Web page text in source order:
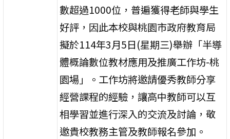
數超過1000位，普遍獲得老師與學生
好評，因此本校與桃園市政府教育局
擬於114年3月5日(星期三)舉辦「半導
體概論數位教材應用及推廣工作坊-桃
園場」。工作坊將邀請優秀教師分享
經營課程的經驗，讓高中教師可以互
相學習並進行深入的交流及討論，敬
邀貴校教務主管及教師報名參加。